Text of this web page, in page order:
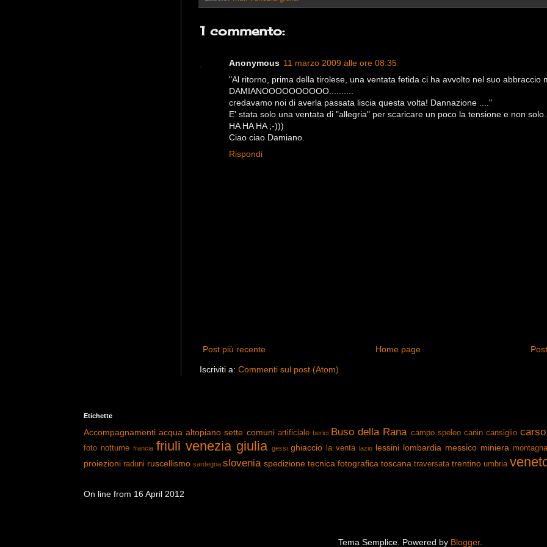
1 commento:
Anonymous 11 marzo 2009 alle ore 08:35
"Al ritorno, prima della tirolese, una ventata fetida ci ha avvolto nel suo abbraccio
DAMIANOOOOOOOOOO..........
credavamo noi di averla passata liscia questa volta! Dannazione ...."
E' stata solo una ventata di "allegria" per scaricare un poco la tensione e non solo.
HA HA HA ;-)))
Ciao ciao Damiano.
Rispondi
Post più recente Home page
Iscriviti a: Commenti sul post (Atom)
Etichette
Accompagnamenti acqua altopiano sette comuni artificiale berici Buso della Rana campo speleo canin cansiglio carso
foto notturne francia friuli venezia giulia gessi ghiaccio la venta lazio lessini lombardia messico miniera montagna
proiezioni raduni ruscellismo sardegna slovenia spedizione tecnica fotografica toscana traversata trentino umbria
On line from 16 April 2012
Tema Semplice. Powered by Blogger.